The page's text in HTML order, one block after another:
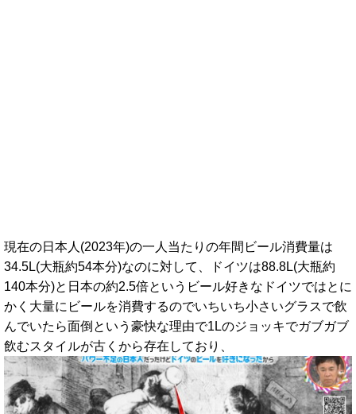
現在の日本人(2023年)の一人当たりの年間ビール消費量は
34.5L(大瓶約54本分)なのに対して、ドイツは88.8L(大瓶約
140本分)と日本の約2.5倍というビール好きなドイツではとに
かく大量にビールを消費するのでいちいち小さいグラスで飲
んでいたら面倒という豪快な理由で1Lのジョッキでガブガブ
飲むスタイルが古くから存在しており、